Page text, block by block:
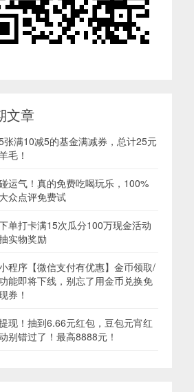
文章
张满10减5的基金满减券，总计25元
毛！
运气！真的免费吃喝玩乐，100%
众点评免费试
单打卡满15次瓜分100万现金活动
实物奖励
程序【微信支付有优惠】金币领取/
能即将下线，别忘了用金币兑换免
券！
现！抽到6.66元红包，豆包元宵红
别错过了！最高8888元！